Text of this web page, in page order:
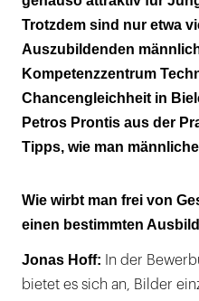
Trotzdem sind nur etwa
Auszubildenden
Kompetenzzentrum
Chancengleichheit in
Petros Prontis aus der
Tipps, wie man
Wie wirbt man frei von
einen bestimmten
Jonas Hoff:
In der
bietet es sich an, Bilder